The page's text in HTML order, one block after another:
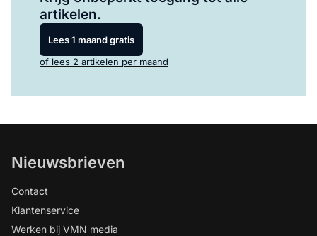
artikelen.
Lees 1 maand gratis
of lees 2 artikelen per maand
Nieuwsbrieven
Contact
Klantenservice
Werken bij VMN media